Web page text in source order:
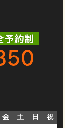
金 土 日 祝